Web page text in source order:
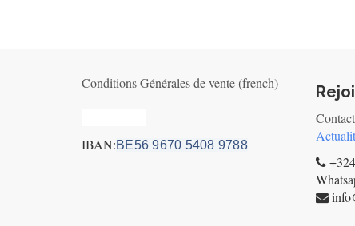
Conditions Générales de vente (french)
IBAN:BE56 9670 5408 9788